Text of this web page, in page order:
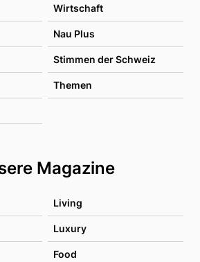
Wirtschaft
Nau Plus
Stimmen der Schweiz
Themen
Magazine
Living
Luxury
Food